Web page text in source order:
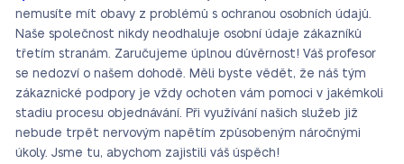
nemusíte mít obavy z problémů s ochranou osobních údajů.
Naše společnost nikdy neodhaluje osobní údaje zákazníků
třetím stranám. Zaručujeme úplnou důvěrnost! Váš profesor
se nedozví o našem dohodě. Měli byste vědět, že náš tým
zákaznické podpory je vždy ochoten vám pomoci v jakémkoli
stadiu procesu objednávání. Při využívání našich služeb již
nebude trpět nervovým napětím způsobeným náročnými
úkoly. Jsme tu, abychom zajistili váš úspěch!